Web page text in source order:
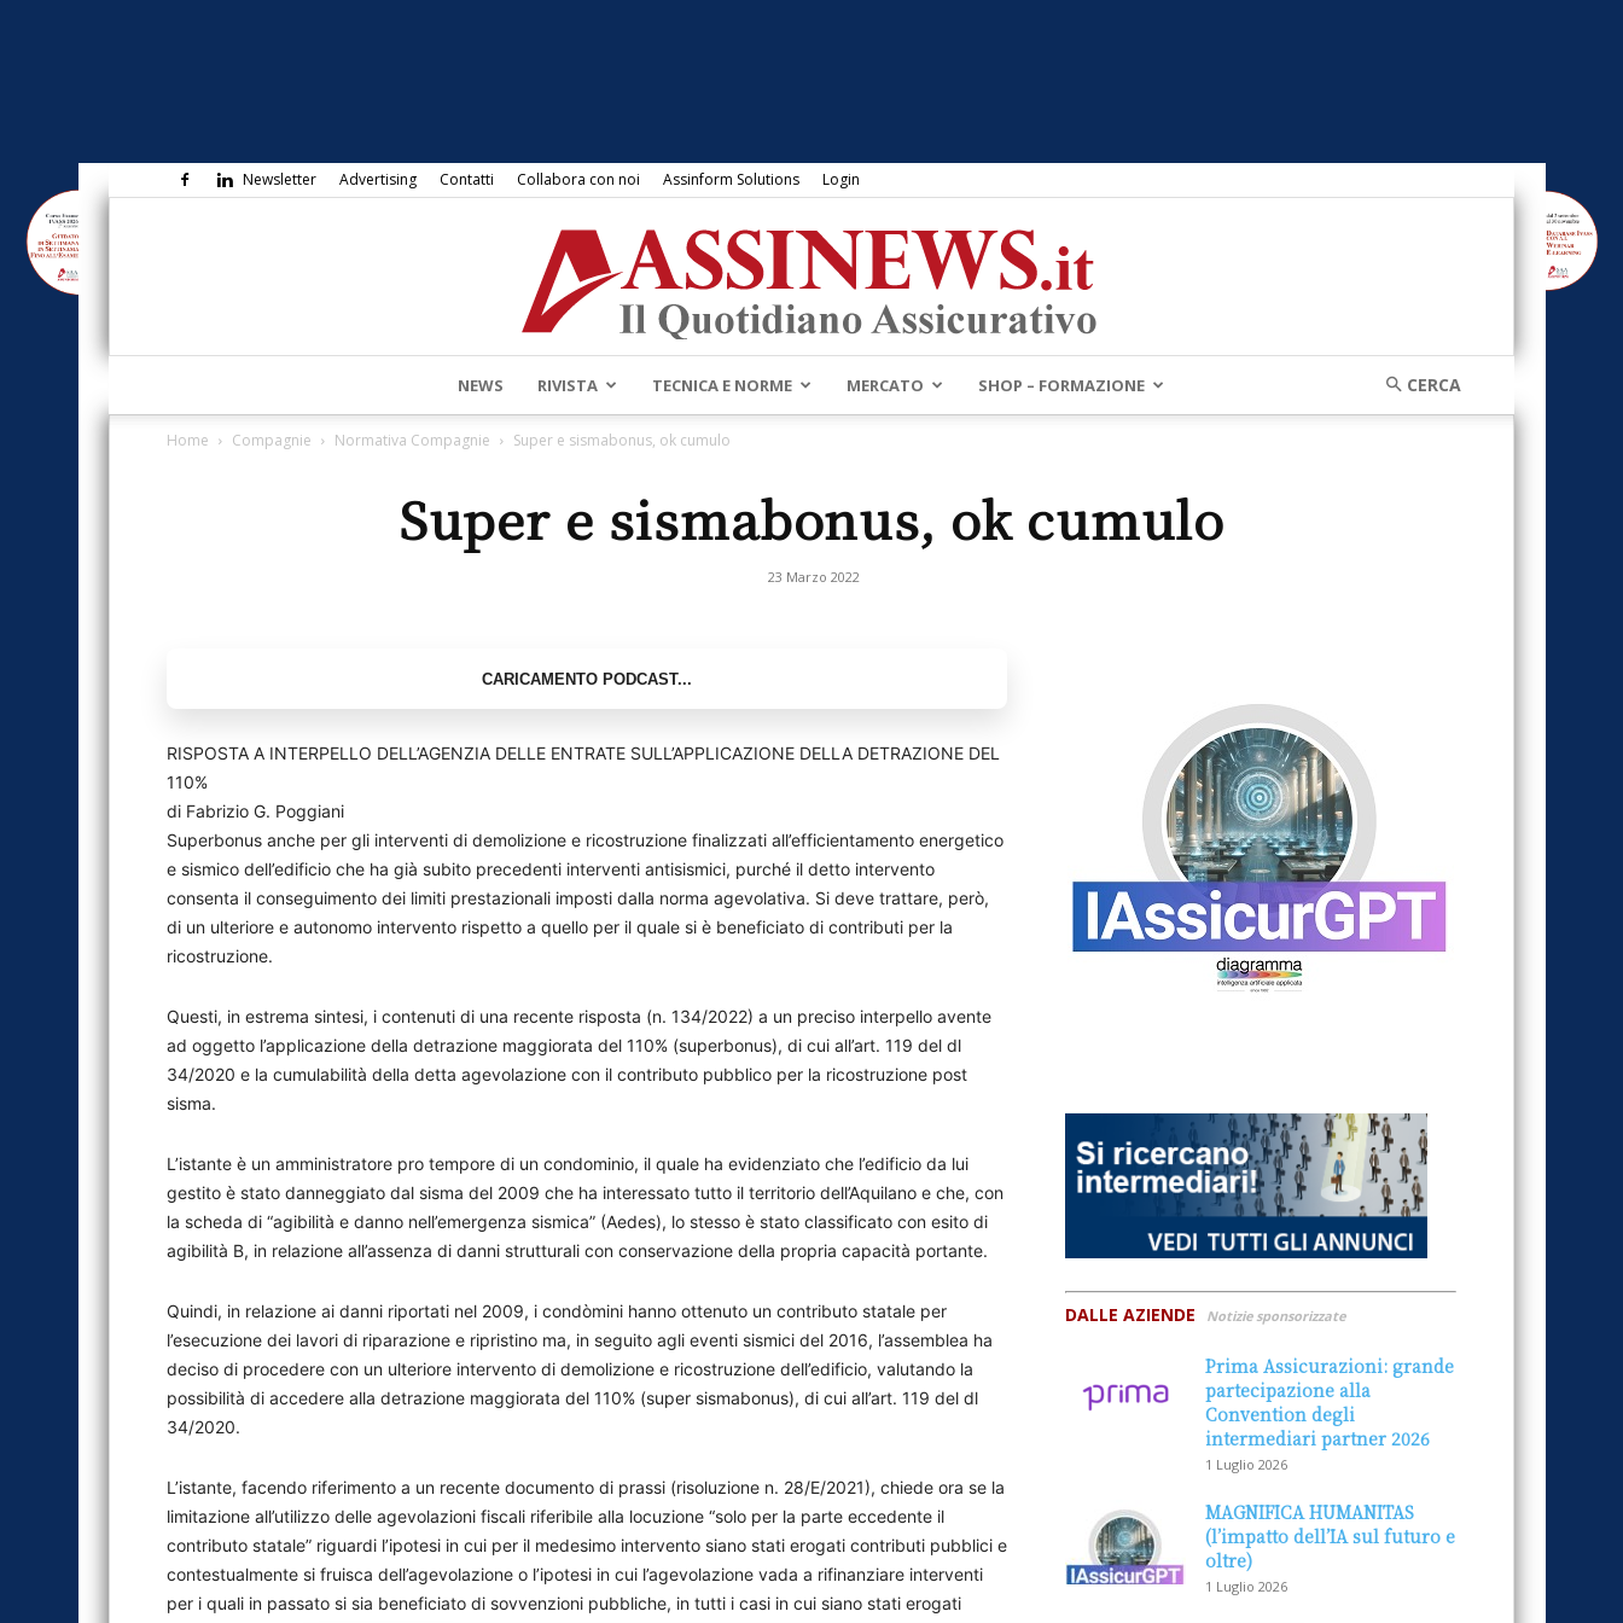
Newsletter Advertising Contatti Collabora con noi Assinform Solutions Login
Assinews.it
NEWS RIVISTA TECNICA E NORME MERCATO SHOP – FORMAZIONE
Home Compagnie Normativa Compagnie Super e sismabonus, ok cumulo
Super e sismabonus, ok cumulo
23 Marzo 2022
RISPOSTA A INTERPELLO DELL’AGENZIA DELLE ENTRATE SULL’APPLICAZIONE DELLA DETRAZIONE DEL
110%
di Fabrizio G. Poggiani
Superbonus anche per gli interventi di demolizione e ricostruzione finalizzati all’efficientamento energetico
e sismico dell’edificio che ha già subito precedenti interventi antisismici, purché il detto intervento
consenta il conseguimento dei limiti prestazionali imposti dalla norma agevolativa. Si deve trattare, però,
di un ulteriore e autonomo intervento rispetto a quello per il quale si è beneficiato di contributi per la
ricostruzione.
Questi, in estrema sintesi, i contenuti di una recente risposta (n. 134/2022) a un preciso interpello avente
ad oggetto l’applicazione della detrazione maggiorata del 110% (superbonus), di cui all’art. 119 del dl
34/2020 e la cumulabilità della detta agevolazione con il contributo pubblico per la ricostruzione post
sisma.
L’istante è un amministratore pro tempore di un condominio, il quale ha evidenziato che l’edificio da lui
gestito è stato danneggiato dal sisma del 2009 che ha interessato tutto il territorio dell’Aquilano e che, con
la scheda di “agibilità e danno nell’emergenza sismica” (Aedes), lo stesso è stato classificato con esito di
agibilità B, in relazione all’assenza di danni strutturali con conservazione della propria capacità portante.
Quindi, in relazione ai danni riportati nel 2009, i condòmini hanno ottenuto un contributo statale per
l’esecuzione dei lavori di riparazione e ripristino ma, in seguito agli eventi sismici del 2016, l’assemblea ha
deciso di procedere con un ulteriore intervento di demolizione e ricostruzione dell’edificio, valutando la
possibilità di accedere alla detrazione maggiorata del 110% (super sismabonus), di cui all’art. 119 del dl
34/2020.
L’istante, facendo riferimento a un recente documento di prassi (risoluzione n. 28/E/2021), chiede ora se la
limitazione all’utilizzo delle agevolazioni fiscali riferibile alla locuzione “solo per la parte eccedente il
contributo statale” riguardi l’ipotesi in cui per il medesimo intervento siano stati erogati contributi pubblici e
contestualmente si fruisca dell’agevolazione o l’ipotesi in cui l’agevolazione vada a rifinanziare interventi
per i quali in passato si sia beneficiato di sovvenzioni pubbliche, in tutti i casi in cui siano stati erogati
DALLE AZIENDE Notizie sponsorizzate
Prima Assicurazioni: grande
partecipazione alla
Convention degli
intermediari partner 2026
1 Luglio 2026
MAGNIFICA HUMANITAS
(l’impatto dell’IA sul futuro e
oltre)
1 Luglio 2026